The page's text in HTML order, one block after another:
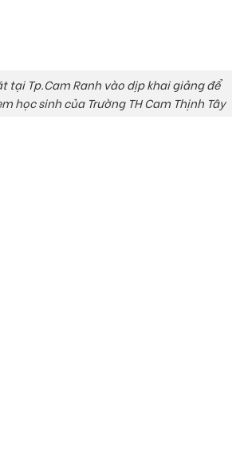
tại Tp.Cam Ranh vào dịp khai giảng để
học sinh của Trường TH Cam Thịnh Tây